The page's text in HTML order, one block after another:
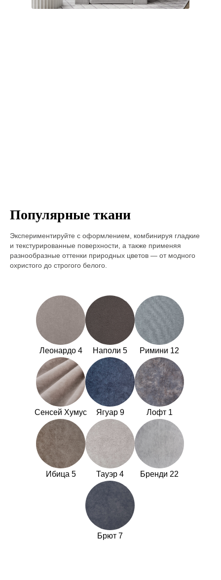
Популярные ткани
Экспериментируйте с оформлением, комбинируя гладкие
и текстурированные поверхности, а также применяя
разнообразные оттенки природных цветов — от модного
охристого до строгого белого.
Леонардо 4 Наполи 5 Римини 12
Сенсей Хумус Ягуар 9 Лофт 1
Ибица 5 Тауэр 4 Бренди 22
Брют 7